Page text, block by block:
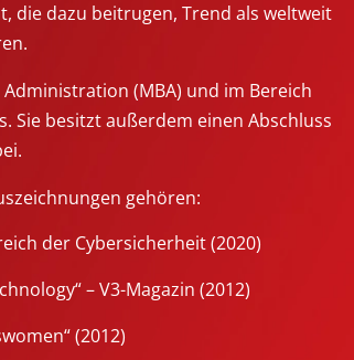
die dazu beitrugen, Trend als weltweit
(MBA) und im Bereich
Sie besitzt außerdem einen Abschluss
gehören:
der Cybersicherheit (2020)
– V3-Magazin (2012)
(2012)